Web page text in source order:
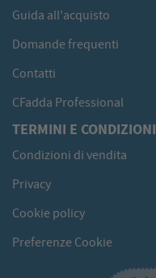
Guida all'acquisto
Domande frequenti
Contatti
CFadda Professional
TERMINI E CONDIZIONI
Condizioni di vendita
Privacy
Cookie policy
Preferenze Cookie